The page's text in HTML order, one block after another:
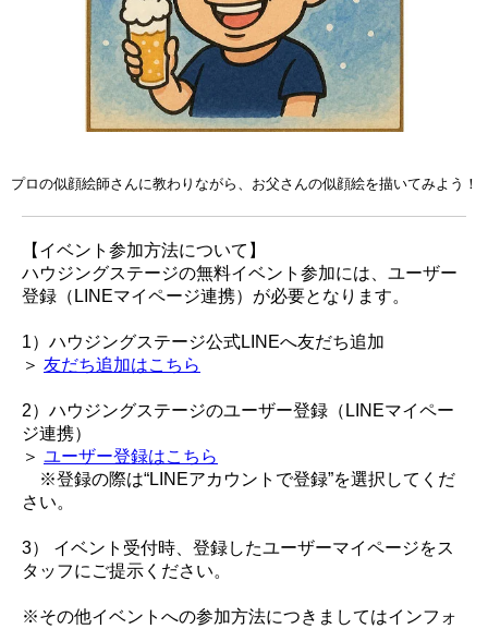
プロの似顔絵師さんに教わりながら、お父さんの似顔絵を描いてみよう！
【イベント参加方法について】
ハウジングステージの無料イベント参加には、ユーザー
登録（LINEマイページ連携）が必要となります。
1）ハウジングステージ公式LINEへ友だち追加
＞ 友だち追加はこちら
2）ハウジングステージのユーザー登録（LINEマイペー
ジ連携）
＞ ユーザー登録はこちら
※登録の際は“LINEアカウントで登録”を選択してくだ
さい。
3） イベント受付時、登録したユーザーマイページをス
タッフにご提示ください。
※その他イベントへの参加方法につきましてはインフォ